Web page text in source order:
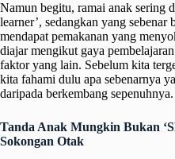
Namun begitu, ramai anak sering
learner’, sedangkan yang
mendapat pemakanan yang
diajar mengikut gaya
faktor yang lain. Sebelum kita
kita fahami dulu apa sebenarnya
daripada berkembang sepenuhnya.
Tanda Anak Mungkin Bukan
Sokongan Otak